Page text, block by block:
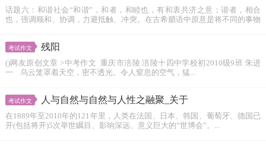
话题六：和谐社会“和谐”，和者，和睦也，有和衷共济之意；谐者，相合
也，强调顺和、协调，力避抵触、冲突。在古希腊语中原意是将不同的事物
考试作文 残阳
()网友原创文章 >中考作文 重庆市涪陵 涪陵十四中学校初2010级9班 朱进
一 乌云笼罩着天空，密不透光。令人窒息的空气，猛...
考试作文 人与自然与自然与人性之融聚_关于
在1889年至2010年的121年里，人类在法国、日本、韩国、葡萄牙、德国已
开(包括将开)5次举世瞩目、影响深远、意义巨大的“世博会”。...